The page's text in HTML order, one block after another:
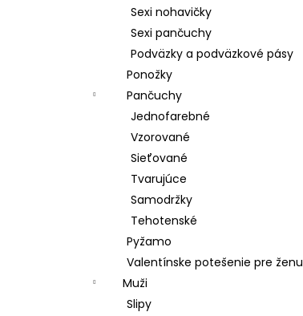
Sexi nohavičky
Sexi pančuchy
Podväzky a podväzkové pásy
Ponožky
Pančuchy
Jednofarebné
Vzorované
Sieťované
Tvarujúce
Samodržky
Tehotenské
Pyžamo
Valentínske potešenie pre ženu
Muži
Slipy